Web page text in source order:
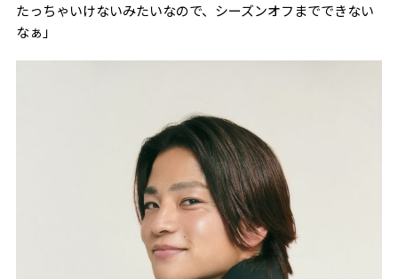
たっちゃいけないみたいなので、シーズンオフまでできない
なぁ」